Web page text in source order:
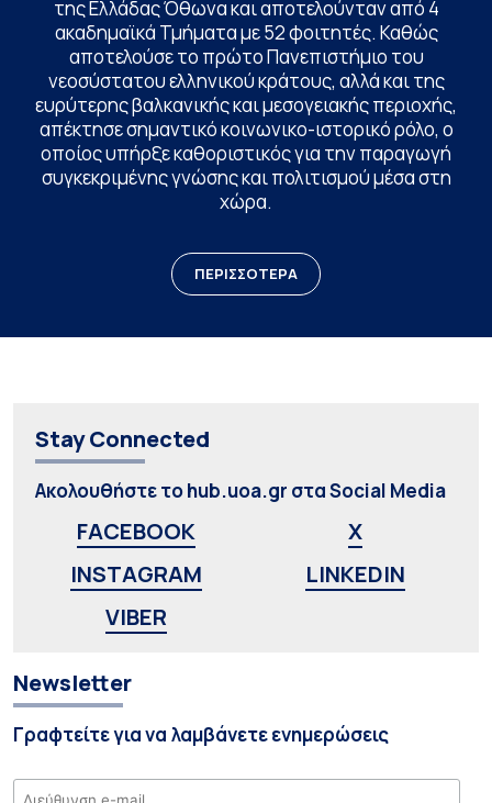
της Ελλάδας Όθωνα και αποτελούνταν από 4
ακαδημαϊκά Τμήματα με 52 φοιτητές. Καθώς
αποτελούσε το πρώτο Πανεπιστήμιο του
νεοσύστατου ελληνικού κράτους, αλλά και της
ευρύτερης βαλκανικής και μεσογειακής περιοχής,
απέκτησε σημαντικό κοινωνικο-ιστορικό ρόλο, ο
οποίος υπήρξε καθοριστικός για την παραγωγή
συγκεκριμένης γνώσης και πολιτισμού μέσα στη
χώρα.
ΠΕΡΙΣΣΟΤΕΡΑ
Stay Connected
Ακολουθήστε το hub.uoa.gr στα Social Media
FACEBOOK
X
INSTAGRAM
LINKEDIN
VIBER
Newsletter
Γραφτείτε για να λαμβάνετε ενημερώσεις